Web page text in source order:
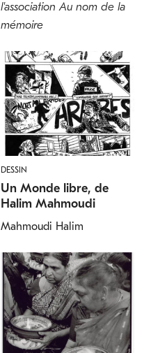
l'association Au nom de la
mémoire
DESSIN
Un Monde libre, de
Halim Mahmoudi
Mahmoudi Halim
POISSONS
Poisson-ange français
Pomacanthus paru
Tête de serpent
Channa micropeltes